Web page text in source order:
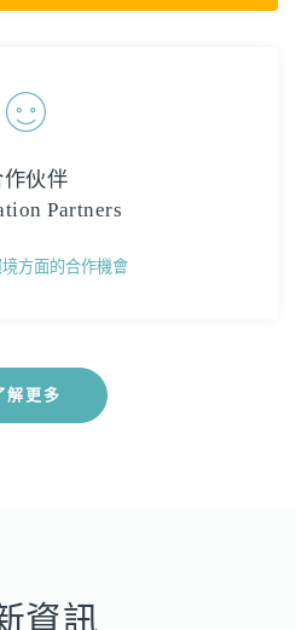
作伙伴
Partners
方面的合作機會
解更多
資訊